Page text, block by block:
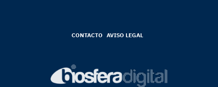
CONTACTO AVISO LEGAL